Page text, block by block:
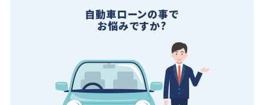
自動車ローンの事で
お悩みですか?